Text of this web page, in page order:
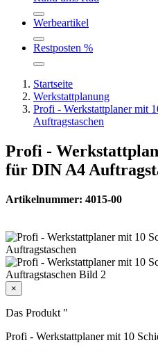
Werbeartikel
Restposten %
Startseite
Werkstattplanung
Profi - Werkstattplaner mit
Auftragstaschen
Profi -
für DIN A4
Artikelnummer: 4015-00
×
Das Produkt "
Profi - Werkstattplaner mit 10